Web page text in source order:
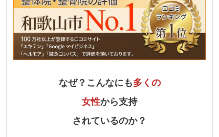
なぜ？こんなにも多くの
女性から支持
されているのか？